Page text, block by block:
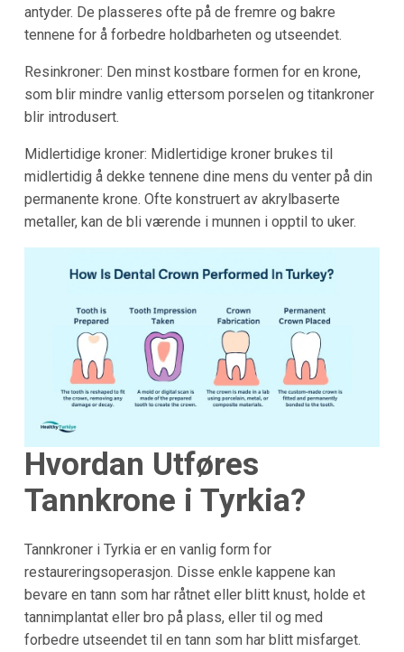
antyder. De plasseres ofte på de fremre og bakre
tennene for å forbedre holdbarheten og utseendet.
Resinkroner: Den minst kostbare formen for en krone,
som blir mindre vanlig ettersom porselen og titankroner
blir introdusert.
Midlertidige kroner: Midlertidige kroner brukes til
midlertidig å dekke tennene dine mens du venter på din
permanente krone. Ofte konstruert av akrylbaserte
metaller, kan de bli værende i munnen i opptil to uker.
Hvordan Utføres
Tannkrone i Tyrkia?
Tannkroner i Tyrkia er en vanlig form for
restaureringsoperasjon. Disse enkle kappene kan
bevare en tann som har råtnet eller blitt knust, holde et
tannimplantat eller bro på plass, eller til og med
forbedre utseendet til en tann som har blitt misfarget.